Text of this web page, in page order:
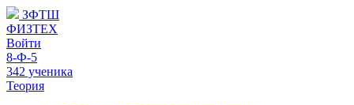
ЗФТШ
ФИЗТЕХ
Войти
8-Ф-5
342 ученика
Теория